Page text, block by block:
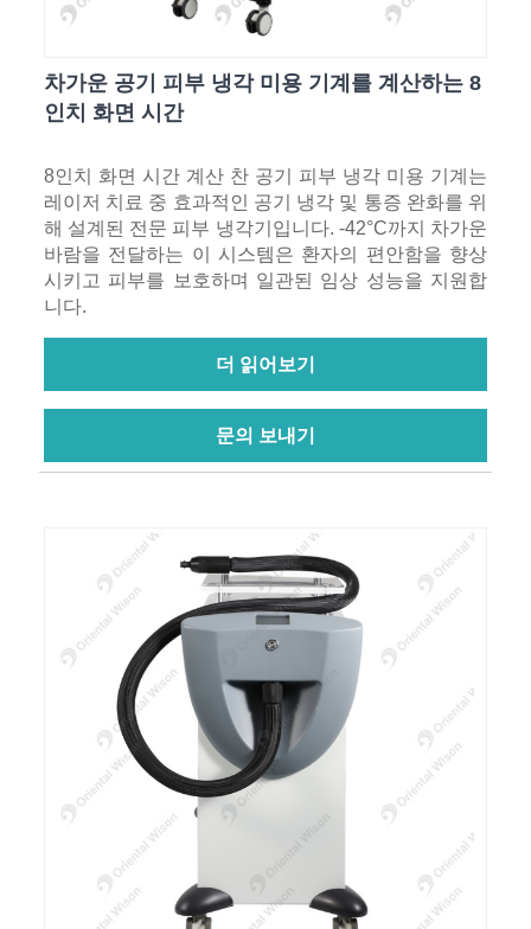
차가운 공기 피부 냉각 미용 기계를 계산하는 8
인치 화면 시간
8인치 화면 시간 계산 찬 공기 피부 냉각 미용 기계는
레이저 치료 중 효과적인 공기 냉각 및 통증 완화를 위
해 설계된 전문 피부 냉각기입니다. -42°C까지 차가운
바람을 전달하는 이 시스템은 환자의 편안함을 향상
시키고 피부를 보호하며 일관된 임상 성능을 지원합
니다.
더 읽어보기
문의 보내기